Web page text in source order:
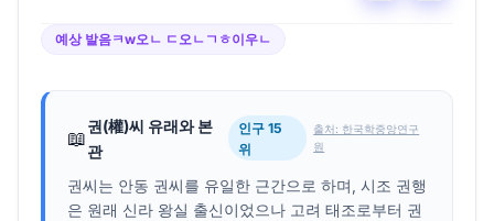
예상 발음ㅋw오ㄴ ㄷ오ㄴㄱㅎ이우ㄴ
📖
권(權)씨 유래와 본
관
인구 15
위
출처: 한국학중앙연구
원
권씨는 안동 권씨를 유일한 근간으로 하며, 시조 권행
은 원래 신라 왕실 출신이었으나 고려 태조로부터 권